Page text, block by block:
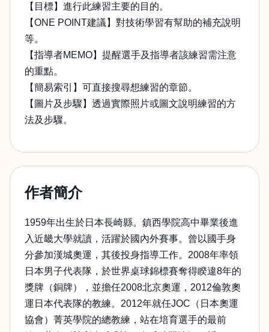
【目標】進行此練習主要的目的。
【ONE POINT建議】對技術學習有幫助的補充說明
等。
【指導者MEMO】提醒選手及指導者該練習需注意
的重點。
【簡易索引】可直接搜尋想練習的章節。
【圖片及步驟】透過實際照片或圖文說明練習的方
法及步驟。
作者簡介
1959年出生於日本長崎縣。鎮西學院高中畢業後進
入近畿大學就讀，活躍於國內外賽事。曾以國手身
分參加漢城奧運，其後投身指導工作。2008年率領
日本男子代表隊，於世界桌球錦標賽奪得睽違8年的
獎牌（銅牌），並擔任2008北京奧運，2012倫敦奧
運日本代表隊的教練。2012年就任JOC（日本奧運
協會）菁英學院的總教練，站在培育選手的最前